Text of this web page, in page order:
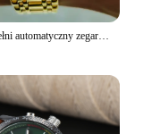
Męski w pełni automatyczny zegarek mechaniczny, męski zegarek z pustym tourbillonem, wodoodporny lampka nocna, biznesowy męski zegarek retro